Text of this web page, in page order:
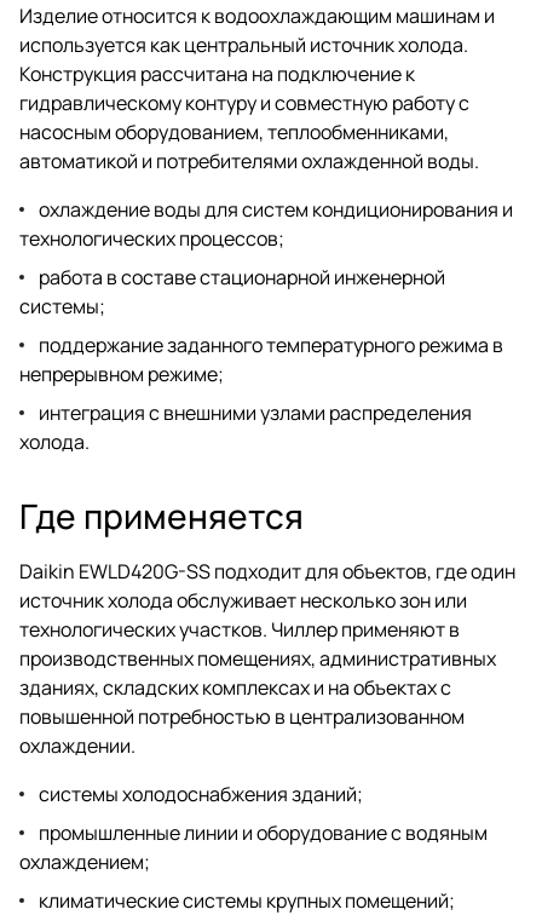
Изделие относится к водоохлаждающим машинам и
используется как центральный источник холода.
Конструкция рассчитана на подключение к
гидравлическому контуру и совместную работу с
насосным оборудованием, теплообменниками,
автоматикой и потребителями охлажденной воды.
охлаждение воды для систем кондиционирования и
технологических процессов;
работа в составе стационарной инженерной
системы;
поддержание заданного температурного режима в
непрерывном режиме;
интеграция с внешними узлами распределения
холода.
Где применяется
Daikin EWLD420G-SS подходит для объектов, где один
источник холода обслуживает несколько зон или
технологических участков. Чиллер применяют в
производственных помещениях, административных
зданиях, складских комплексах и на объектах с
повышенной потребностью в централизованном
охлаждении.
системы холодоснабжения зданий;
промышленные линии и оборудование с водяным
охлаждением;
климатические системы крупных помещений;